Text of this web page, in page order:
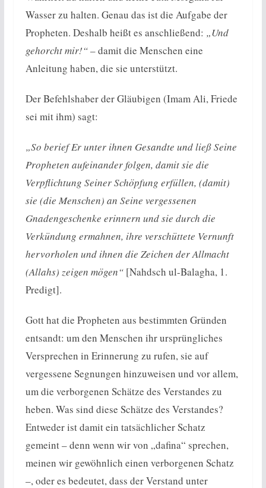
Wasser zu halten. Genau das ist die Aufgabe der
Propheten. Deshalb heißt es anschließend: „Und
gehorcht mir!“– damit die Menschen eine
Anleitung haben, die sie unterstützt.
Der Befehlshaber der Gläubigen (Imam Ali, Friede
sei mit ihm) sagt:
„So berief Er unter ihnen Gesandte und ließ Seine
Propheten aufeinander folgen, damit sie die
Verpflichtung Seiner Schöpfung erfüllen, (damit)
sie (die Menschen) an Seine vergessenen
Gnadengeschenke erinnern und sie durch die
Verkündung ermahnen, ihre verschüttete Vernunft
hervorholen und ihnen die Zeichen der Allmacht
(Allahs) zeigen mögen“[Nahdsch ul-Balagha, 1.
Predigt].
Gott hat die Propheten aus bestimmten Gründen
entsandt: um den Menschen ihr ursprüngliches
Versprechen in Erinnerung zu rufen, sie auf
vergessene Segnungen hinzuweisen und vor allem,
um die verborgenen Schätze des Verstandes zu
heben. Was sind diese Schätze des Verstandes?
Entweder ist damit ein tatsächlicher Schatz
gemeint – denn wenn wir von „dafina“ sprechen,
meinen wir gewöhnlich einen verborgenen Schatz
–, oder es bedeutet, dass der Verstand unter